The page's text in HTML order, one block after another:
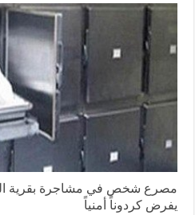
مصرع شخص في مشاجرة بقرية
يفرض كردوناً أمنياً